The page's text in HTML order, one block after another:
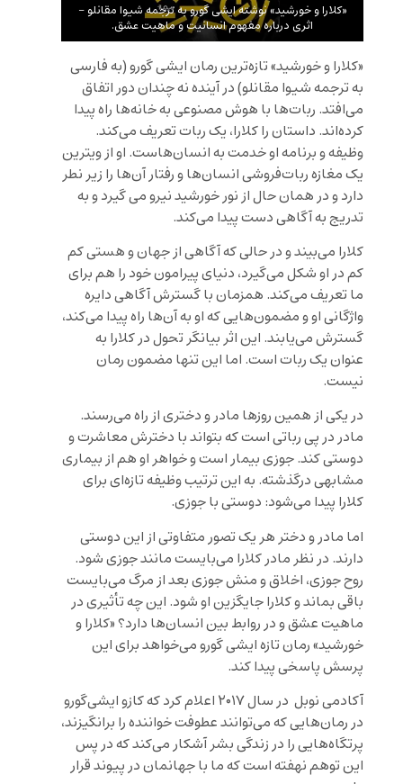
«کلارا و خورشید» نوشته ایشی گورو به ترجمه شیوا مقانلو –
اثری درباره مفهوم انسانیت و ماهیت عشق.
«کلارا و خورشید» تازه‌ترین رمان ایشی گورو (به فارسی
به ترجمه شیوا مقانلو) در آینده نه چندان دور اتفاق
می‌افتد. ربات‌ها با هوش مصنوعی به خانه‌ها راه پیدا
کرده‌اند. داستان را کلارا، یک ربات تعریف می‌کند.
وظیفه و برنامه او خدمت به انسان‌هاست. او از ویترین
یک مغازه ربات‌فروشی انسان‌ها و رفتار آن‌ها را زیر نطر
دارد و در همان حال از نور خورشید نیرو می گیرد و به
تدریج به آگاهی دست پیدا می‌کند.
کلارا می‌بیند و در حالی که آگاهی از جهان و هستی کم
کم در او شکل می‌‌‌گیرد، دنیای پیرامون خود را هم برای
ما تعریف می‌کند. همزمان با گسترش آگاهی دایره
واژگانی او و مضمون‌هایی که او به آن‌ها راه پیدا می‌کند،
گسترش می‌یابند. این اثر بیانگر تحول در کلارا به
عنوان یک ربات است. اما این تنها مضمون رمان
نیست.
در یکی از همین روزها مادر و دختری از راه می‌رسند.
مادر در پی رباتی است که بتواند با دخترش معاشرت و
دوستی کند. جوزی بیمار است و خواهر او هم از بیماری
مشابهی درگذشته. به این ترتیب وظیفه تازه‌ای برای
کلارا پیدا می‌شود: دوستی با جوزی.
اما مادر و دختر هر یک تصور متفاوتی از این دوستی
دارند. در نظر مادر کلارا می‌بایست مانند جوزی شود.
روح جوزی، اخلاق و منش جوزی بعد از مرگ می‌بایست
باقی بماند و کلارا جایگزین او شود. این چه تأثیری در
ماهیت عشق و در روابط بین انسان‌ها دارد؟ «کلارا و
خورشید» رمان تازه ایشی گورو می‌خواهد برای این
پرسش پاسخی پیدا کند.
آکادمی نوبل در سال ۲۰۱۷ اعلام کرد که کازو ایشی‌گورو
در رمان‌هایی که می‌توانند عطوفت خواننده را برانگیزند،
پرتگاه‌هایی را در زندگی بشر آشکار می‌کند که در پس
این توهم نهفته است که ما با جهانمان در پیوند قرار